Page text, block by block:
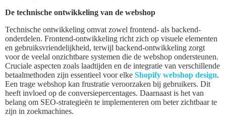
De technische ontwikkeling van de webshop
Technische ontwikkeling omvat zowel frontend- als backend-
onderdelen. Frontend-ontwikkeling richt zich op visuele elementen
en gebruiksvriendelijkheid, terwijl backend-ontwikkeling zorgt
voor de veelal onzichtbare systemen die de webshop ondersteunen.
Cruciale aspecten zoals laadtijden en de integratie van verschillende
betaalmethoden zijn essentieel voor elke Shopify webshop design.
Een trage webshop kan frustratie veroorzaken bij gebruikers. Dit
heeft invloed op de conversiepercentages. Daarnaast is het van
belang om SEO-strategieën te implementeren om beter zichtbaar te
zijn in zoekmachines.